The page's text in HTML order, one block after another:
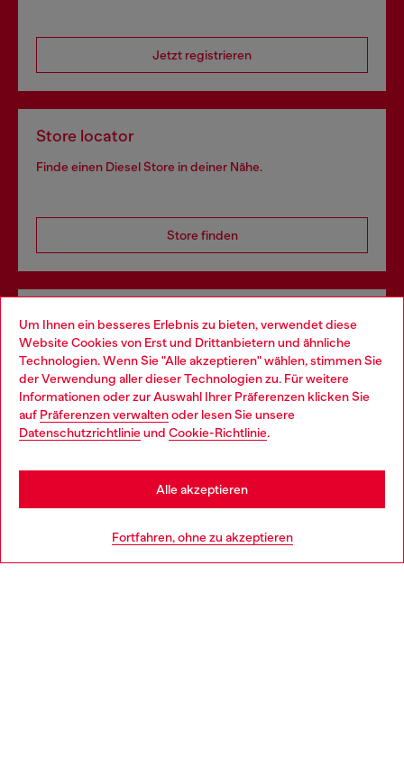
Um Ihnen ein besseres Erlebnis zu bieten, verwendet diese
Website Cookies von Erst und Drittanbietern und ähnliche
Technologien. Wenn Sie "Alle akzeptieren" wählen, stimmen Sie
der Verwendung aller dieser Technologien zu. Für weitere
Informationen oder zur Auswahl Ihrer Präferenzen klicken Sie
auf Präferenzen verwaltenoder lesen Sie unsere
Datenschutzrichtlinieund Cookie-Richtlinie.
Fortfahren, ohne zu akzeptieren
Alle akzeptieren
Jetzt registrieren
Store locator
Finde einen Diesel Store in deiner Nähe.
Store finden
Omnichannel-Services
Entdecke unser gesamtes Service-Angebot, online und
im Store.
Mehr erfahren
Choose your location
You are currently browsing Deutschland website, but it seems
you may be based in United States